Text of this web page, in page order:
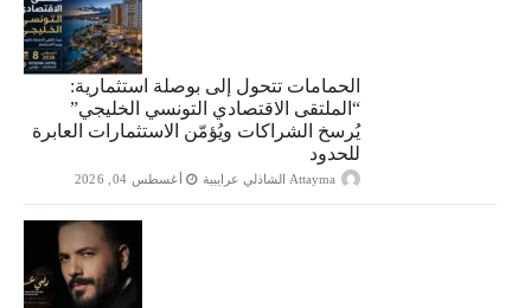
الحمامات تتحول إلى بوصلة استثمارية:
“الملتقى الاقتصادي التونسي الخليجي”
يُرسخ الشراكات ويُؤمّن الاستثمارات العابرة
للحدود
Attayma الشاذلي عرايبية أغسطس 04, 2026